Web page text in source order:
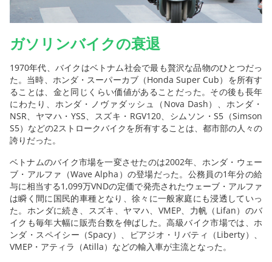
ガソリンバイクの衰退
1970年代、バイクはベトナム社会で最も贅沢な品物のひとつだっ
た。当時、ホンダ・スーパーカブ（Honda Super Cub）を所有す
ることは、金と同じくらい価値があることだった。その後も長年
にわたり、ホンダ・ノヴァダッシュ（Nova Dash）、ホンダ・
NSR、ヤマハ・YSS、スズキ・RGV120、シムソン・S5（Simson
S5）などの2ストロークバイクを所有することは、都市部の人々の
誇りだった。
ベトナムのバイク市場を一変させたのは2002年、ホンダ・ウェー
ブ・アルファ（Wave Alpha）の登場だった。公務員の1年分の給
与に相当する1,099万VNDの定価で発売されたウェーブ・アルファ
は瞬く間に国民的車種となり、徐々に一般家庭にも浸透していっ
た。ホンダに続き、スズキ、ヤマハ、VMEP、力帆（Lifan）のバ
イクも毎年大幅に販売台数を伸ばした。高級バイク市場では、ホ
ンダ・スペイシー（Spacy）、ピアジオ・リバティ（Liberty）、
VMEP・アティラ（Atilla）などの輸入車が主流となった。